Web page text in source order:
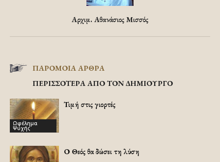
Αρχιμ. Αθανάσιος Μισσός
ΠΑΡΟΜΟΙΑ ΑΡΘΡΑ
ΠΕΡΙΣΣΟΤΕΡΑ ΑΠΟ ΤΟΝ ΔΗΜΙΟΥΡΓΟ
Ωφέλημα
Ψυχής
Τιμή στις γιορτές
Ο Θεός θα δώσει τη λύση